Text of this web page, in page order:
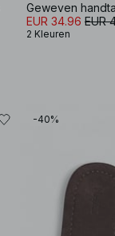
Geweven
EUR 34.96 EUR
2 Kleuren
-40%